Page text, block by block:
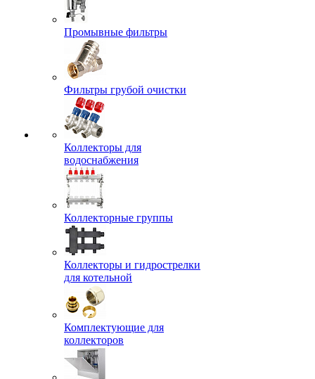
Промывные фильтры
Фильтры грубой очистки
Коллекторы для
водоснабжения
Коллекторные группы
Коллекторы и гидрострелки
для котельной
Комплектующие для
коллекторов